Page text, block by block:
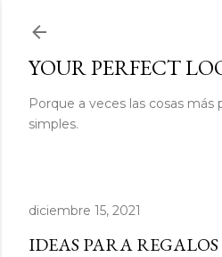
YOUR PERFECT
Porque a veces las cosas más
simples.
diciembre 15, 2021
IDEAS PARA REGALOS